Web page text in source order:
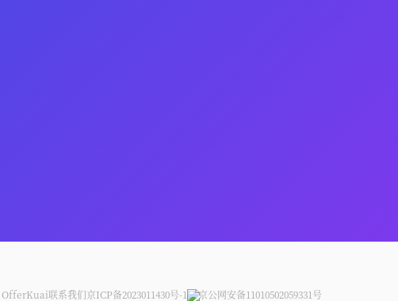
OfferKuai联系我们京ICP备2023011430号-1 京公网安备11010502059331号